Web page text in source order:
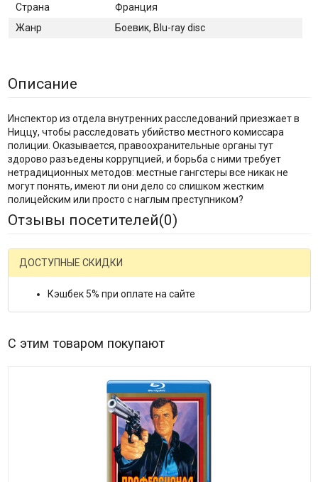
Страна
Франция
Жанр
Боевик, Blu-ray disc
Описание
Инспектор из отдела внутренних расследований приезжает в
Ниццу, чтобы расследовать убийство местного комиссара
полиции. Оказывается, правоохранительные органы тут
здорово разъедены коррупцией, и борьба с ними требует
нетрадиционных методов: местные гангстеры все никак не
могут понять, имеют ли они дело со слишком жестким
полицейским или просто с наглым преступником?
Отзывы посетителей(0)
ДОСТУПНЫЕ СКИДКИ
Кэшбек 5% при оплате на сайте
С этим товаром покупают